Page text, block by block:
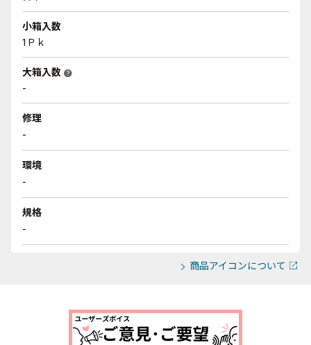
小箱入数
1Ｐｋ
大箱入数 help
-
修理
-
環境
-
規格
-
商品アイコンについて